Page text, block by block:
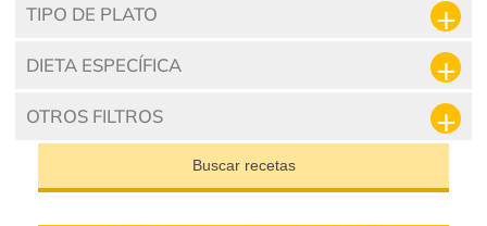
TIPO DE PLATO
DIETA ESPECÍFICA
OTROS FILTROS
Buscar recetas